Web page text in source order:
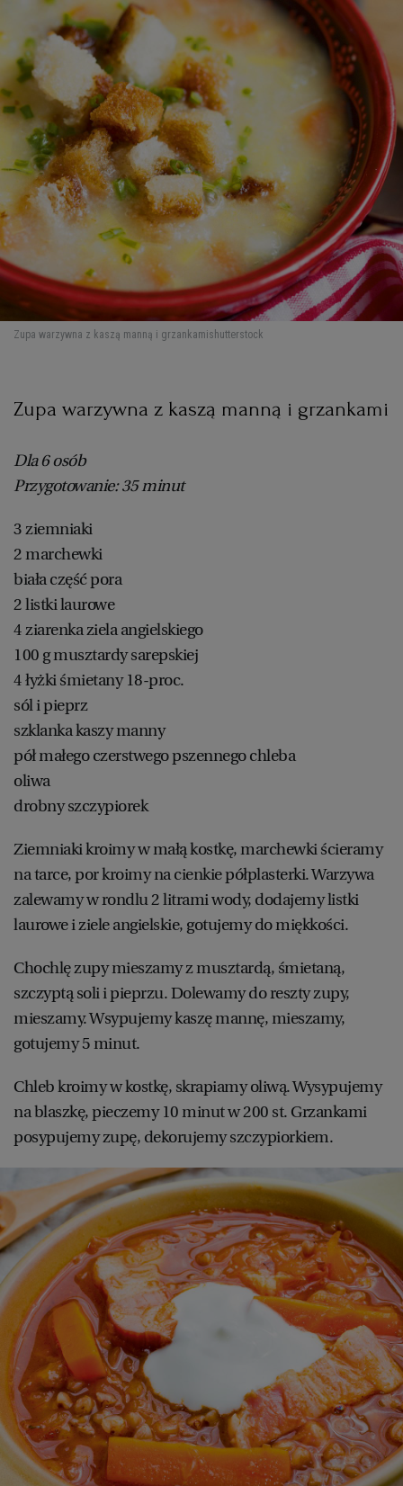
Zupa warzywna z kaszą manną i grzankamishutterstock
Zupa warzywna z kaszą manną i grzankami
Dla 6 osób
Przygotowanie: 35 minut
3 ziemniaki
2 marchewki
biała część pora
2 listki laurowe
4 ziarenka ziela angielskiego
100 g musztardy sarepskiej
4 łyżki śmietany 18-proc.
sól i pieprz
szklanka kaszy manny
pół małego czerstwego pszennego chleba
oliwa
drobny szczypiorek
Ziemniaki kroimy w małą kostkę, marchewki ścieramy
na tarce, por kroimy na cienkie półplasterki. Warzywa
zalewamy w rondlu 2 litrami wody, dodajemy listki
laurowe i ziele angielskie, gotujemy do miękkości.
Chochlę zupy mieszamy z musztardą, śmietaną,
szczyptą soli i pieprzu. Dolewamy do reszty zupy,
mieszamy. Wsypujemy kaszę mannę, mieszamy,
gotujemy 5 minut.
Chleb kroimy w kostkę, skrapiamy oliwą. Wysypujemy
na blaszkę, pieczemy 10 minut w 200 st. Grzankami
posypujemy zupę, dekorujemy szczypiorkiem.